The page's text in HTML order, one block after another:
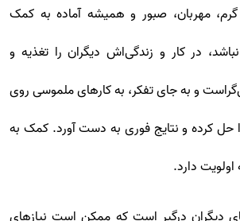
مهربان، صبور و همیشه آماده به کمک
در کار و زندگی‌اش دیگران را تغذیه و
و به جای تفکر، به کارهای ملموسی روی
کرده و نتایج فوری به دست آورد. کمک به
دارد.
دیگران درگیر است که ممکن است نیازهای